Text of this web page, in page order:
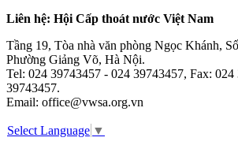
Liên hệ: Hội Cấp thoát nước Việt Nam
Tầng 19, Tòa nhà văn phòng Ngọc Khánh,
Phường Giảng Võ, Hà Nội.
Tel: 024 39743457 - 024 39743457, Fax:
39743457.
Email: office@vwsa.org.vn
Select Language ▼